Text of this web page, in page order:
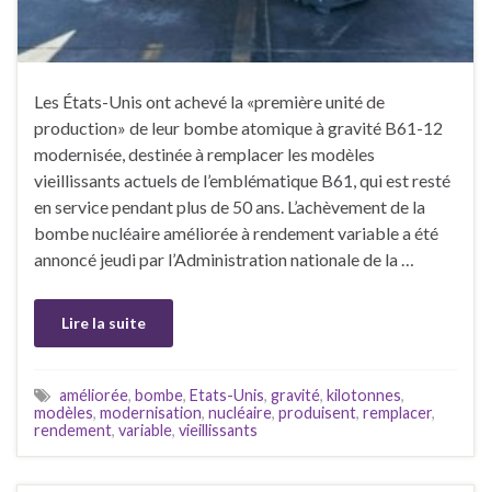
Les États-Unis ont achevé la «première unité de
production» de leur bombe atomique à gravité B61-12
modernisée, destinée à remplacer les modèles
vieillissants actuels de l’emblématique B61, qui est resté
en service pendant plus de 50 ans. L’achèvement de la
bombe nucléaire améliorée à rendement variable a été
annoncé jeudi par l’Administration nationale de la …
Lire la suite
améliorée, bombe, Etats-Unis, gravité, kilotonnes,
modèles, modernisation, nucléaire, produisent, remplacer,
rendement, variable, vieillissants